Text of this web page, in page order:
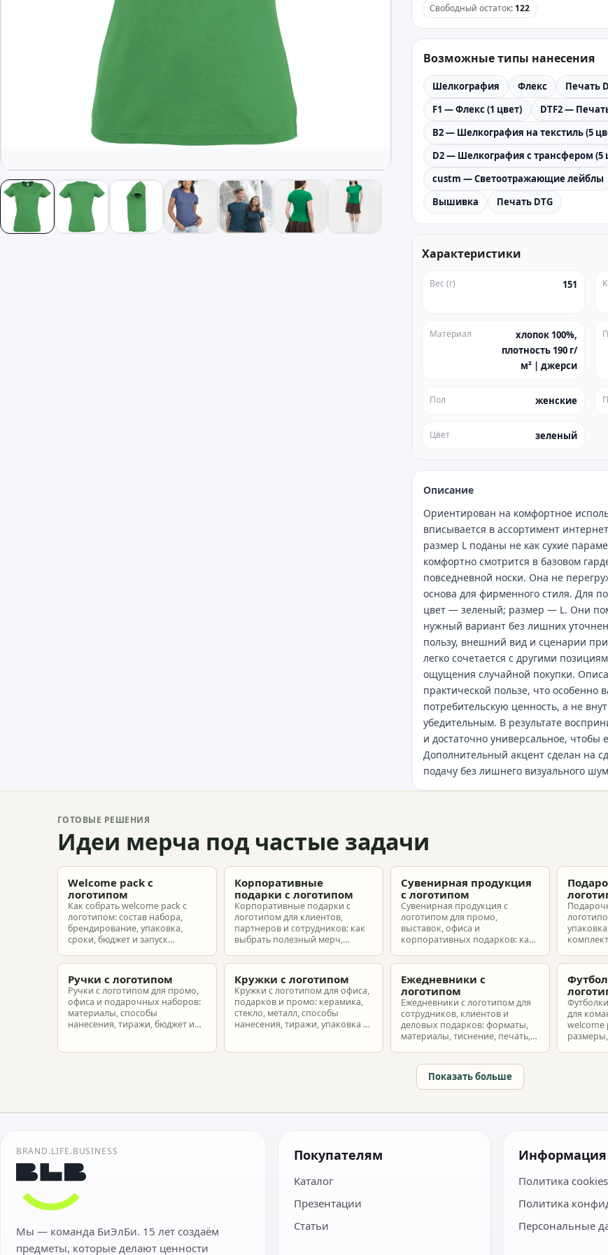
Свободный остаток: 122
Возможные типы нанесения
Шелкография Флекс Печать
F1 — Флекс (1 цвет)
DTF2 —
B2 — Шелкография на текстиль (5
D2 — Шелкография с трансфером (5
custm — Светоотражающие лейблы
Вышивка
Печать DTG
Характеристики
Вес (г) 151
Материал
хлопок 100%,
плотность 190 г/
м² | джерси
Пол женские
Цвет зеленый
Описание
Ориентирован на комфортное
вписывается в ассортимент
размер L поданы не как сухие
комфортно смотрится в базовом
повседневной носки. Она не
основа для фирменного стиля. Для
цвет — зеленый; размер — L. Они
нужный вариант без лишних
пользу, внешний вид и сценарии
легко сочетается с другими
ощущения случайной покупки.
практической пользе, что
потребительскую ценность, а не
убедительным. В результате
и достаточно универсальное,
Дополнительный акцент сделан на
подачу без лишнего визуального
ГОТОВЫЕ РЕШЕНИЯ
Идеи мерча под частые задачи
Welcome pack с
логотипом
Как собрать welcome pack с
логотипом: состав набора,
брендирование, упаковка,
сроки, бюджет и запуск
новых сотрудников.
Корпоративные
подарки с логотипом
Корпоративные подарки с
логотипом для клиентов,
партнеров и сотрудников: как
выбрать полезный мерч,
подготовить заказ без лишнего
Сувенирная продукция
с логотипом
Сувенирная продукция с
логотипом для промо,
выставок, офиса и
корпоративных подарков: как
макет и избежать лишних
разные
Ручки с логотипом
Ручки с логотипом для промо,
офиса и подарочных наборов:
материалы, способы
нанесения, тиражи, бюджет и
Кружки с логотипом
Кружки с логотипом для офиса,
подарков и промо: керамика,
стекло, металл, способы
нанесения, тиражи, упаковка и
Ежедневники с
логотипом
Ежедневники с логотипом для
сотрудников, клиентов и
деловых подарков: форматы,
материалы, тиснение, печать,
для
welcome
Показать больше
BRAND.LIFE.BUSINESS
Мы — команда БиЭлБи. 15 лет создаём
предметы, которые делают ценности
Покупателям
Каталог
Презентации
Статьи
Информация
Политика cookies
Политика
Персональные